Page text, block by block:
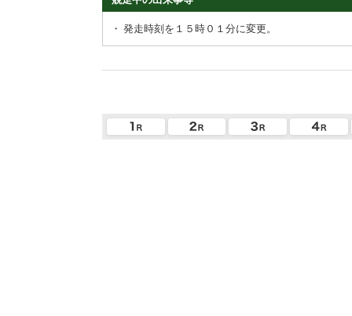
・ 発走時刻を１５時０１分に変更。